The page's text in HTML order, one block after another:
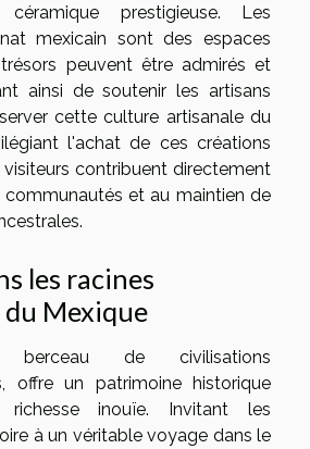
prestigieuse. Les
mexicain sont des espaces
peuvent être admirés et
ainsi de soutenir les artisans
cette culture artisanale du
l'achat de ces créations
contribuent directement
et au maintien de
les racines
Mexique
berceau de civilisations
offre un patrimoine historique
richesse inouïe. Invitant les
à un véritable voyage dans le